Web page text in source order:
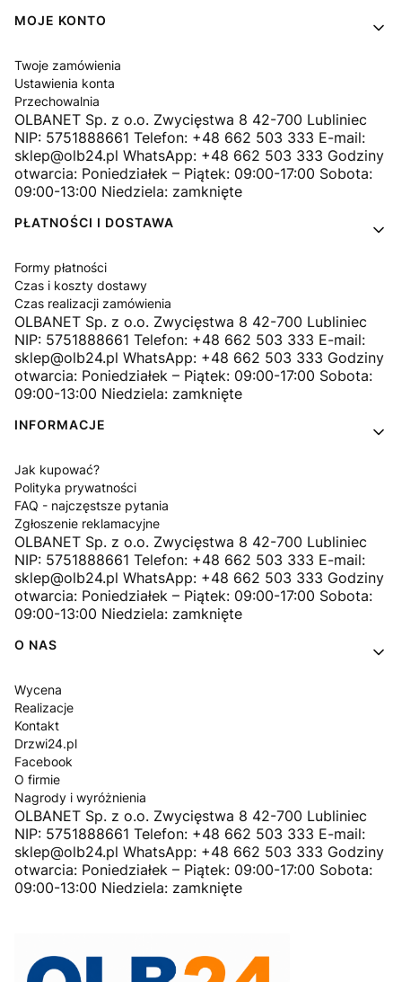
MOJE KONTO
Twoje zamówienia
Ustawienia konta
Przechowalnia
OLBANET Sp. z o.o. Zwycięstwa 8 42-700 Lubliniec
NIP: 5751888661 Telefon: +48 662 503 333 E-mail:
sklep@olb24.pl WhatsApp: +48 662 503 333 Godziny
otwarcia: Poniedziałek – Piątek: 09:00-17:00 Sobota:
09:00-13:00 Niedziela: zamknięte
PŁATNOŚCI I DOSTAWA
Formy płatności
Czas i koszty dostawy
Czas realizacji zamówienia
OLBANET Sp. z o.o. Zwycięstwa 8 42-700 Lubliniec
NIP: 5751888661 Telefon: +48 662 503 333 E-mail:
sklep@olb24.pl WhatsApp: +48 662 503 333 Godziny
otwarcia: Poniedziałek – Piątek: 09:00-17:00 Sobota:
09:00-13:00 Niedziela: zamknięte
INFORMACJE
Jak kupować?
Polityka prywatności
FAQ - najczęstsze pytania
Zgłoszenie reklamacyjne
OLBANET Sp. z o.o. Zwycięstwa 8 42-700 Lubliniec
NIP: 5751888661 Telefon: +48 662 503 333 E-mail:
sklep@olb24.pl WhatsApp: +48 662 503 333 Godziny
otwarcia: Poniedziałek – Piątek: 09:00-17:00 Sobota:
09:00-13:00 Niedziela: zamknięte
O NAS
Wycena
Realizacje
Kontakt
Drzwi24.pl
Facebook
O firmie
Nagrody i wyróżnienia
OLBANET Sp. z o.o. Zwycięstwa 8 42-700 Lubliniec
NIP: 5751888661 Telefon: +48 662 503 333 E-mail:
sklep@olb24.pl WhatsApp: +48 662 503 333 Godziny
otwarcia: Poniedziałek – Piątek: 09:00-17:00 Sobota:
09:00-13:00 Niedziela: zamknięte